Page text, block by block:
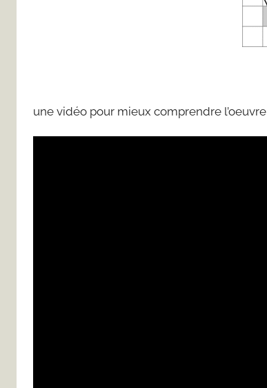
une vidéo pour mieux comprendre l’oeuvre